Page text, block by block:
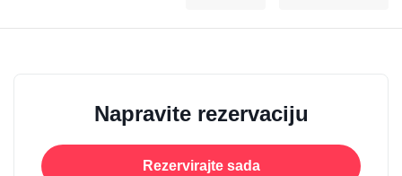
Napravite rezervaciju
Rezervirajte sada